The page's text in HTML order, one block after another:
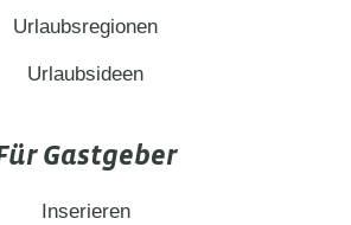
Urlaubsregionen
Urlaubsideen
Gastgeber
Inserieren